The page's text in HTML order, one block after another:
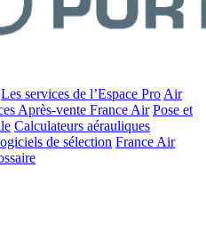
Les services de l’Espace Pro Air
Après-vente France Air Pose et
Calculateurs aérauliques
de sélection France Air